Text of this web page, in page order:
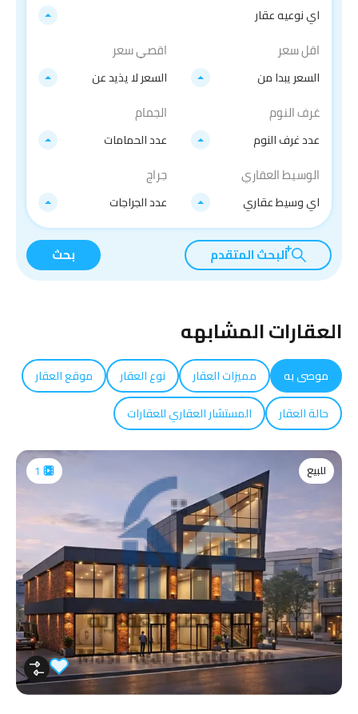
اي نوعيه عقار
اقل سعر
السعر يبدا من
اقصي سعر
السعر لا يذيد عن
غرف النوم
عدد غرف النوم
الجمام
عدد الحمامات
الوسيط العقاري
اي وسيط عقاري
جراج
عدد الجراجات
البحث المتقدم بحث
العقارات المشابهه
موصى به مميزات العقار نوع العقار
موقع العقار
حالة العقار
المستشار العقاري للعقارات
للبيع 1